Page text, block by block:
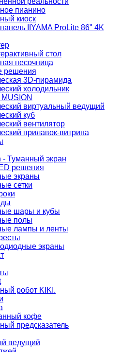
пианино
киоск
IIYAMA ProLite 86" 4K
стол
песочница
решения
3D-пирамида
холодильник
виртуальный ведущий
куб
вентилятор
прилавок-витрина
- Туманный экран
решения
экраны
сетки
шары и кубы
полы
лампы и ленты
экраны
робот KIKI.
кофе
предсказатель
ведущий